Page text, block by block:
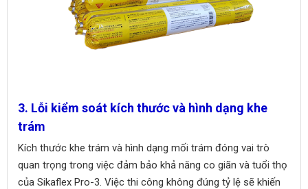
3. Lỗi kiểm soát kích thước và hình dạng khe
trám
Kích thước khe trám và hình dạng mối trám đóng vai trò
quan trọng trong việc đảm bảo khả năng co giãn và tuổi thọ
của Sikaflex Pro-3. Việc thi công không đúng tỷ lệ sẽ khiến